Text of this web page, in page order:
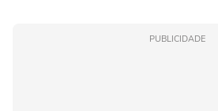
PUBLICIDADE